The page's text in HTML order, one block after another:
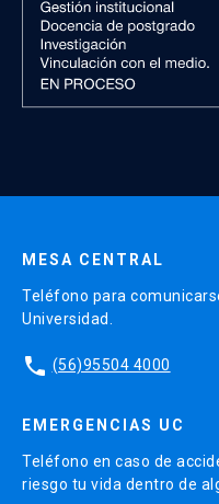
MESA CENTRAL
Teléfono para
Universidad.
phone (56)95504 4000
EMERGENCIAS UC
Teléfono en caso de
riesgo tu vida dentro de